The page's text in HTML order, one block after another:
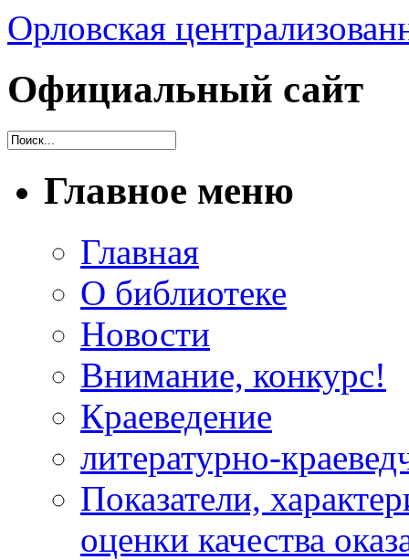
Орловская
Официальный сайт
Главное меню
Главная
О библиотеке
Новости
Внимание, конкурс!
Краеведение
литературно-
Показатели,
оценки качества